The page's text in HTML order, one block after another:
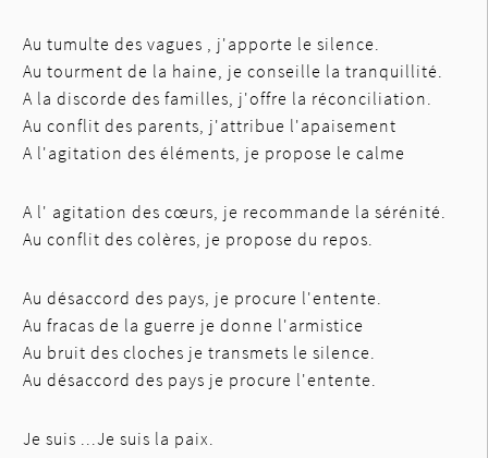
Au tumulte des vagues , j'apporte le silence.
Au tourment de la haine, je conseille la tranquillité.
A la discorde des familles, j'offre la réconciliation.
Au conflit des parents, j'attribue l'apaisement
A l'agitation des éléments, je propose le calme
A l' agitation des cœurs, je recommande la sérénité.
Au conflit des colères, je propose du repos.
Au désaccord des pays, je procure l'entente.
Au fracas de la guerre je donne l'armistice
Au bruit des cloches je transmets le silence.
Au désaccord des pays je procure l'entente.
Je suis ...Je suis la paix.